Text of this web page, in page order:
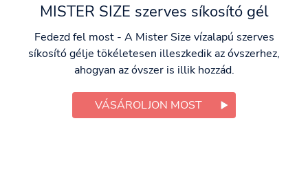
MISTER SIZE szerves síkosító gél
Fedezd fel most - A Mister Size vízalapú szerves
síkosító gélje tökéletesen illeszkedik az óvszerhez,
ahogyan az óvszer is illik hozzád.
VÁSÁROLJON MOST